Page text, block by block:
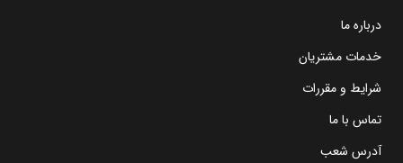
درباره ما
خدمات مشتریان
شرایط و مقررات
تماس با ما
آدرس شعب